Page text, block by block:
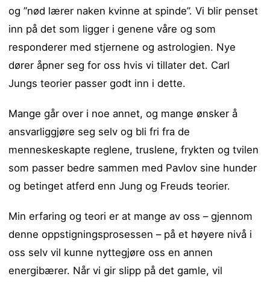
og ”nød lærer naken kvinne at spinde”. Vi blir penset
inn på det som ligger i genene våre og som
responderer med stjernene og astrologien. Nye
dører åpner seg for oss hvis vi tillater det. Carl
Jungs teorier passer godt inn i dette.
Mange går over i noe annet, og mange ønsker å
ansvarliggjøre seg selv og bli fri fra de
menneskeskapte reglene, truslene, frykten og tvilen
som passer bedre sammen med Pavlov sine hunder
og betinget atferd enn Jung og Freuds teorier.
Min erfaring og teori er at mange av oss – gjennom
denne oppstigningsprosessen – på et høyere nivå i
oss selv vil kunne nyttegjøre oss en annen
energibærer. Når vi gir slipp på det gamle, vil